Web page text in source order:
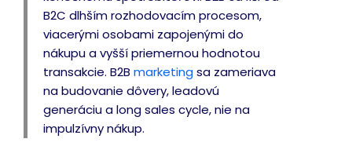
B2C dlhším rozhodovacím procesom,
viacerými osobami zapojenými do
nákupu a vyšší priemernou hodnotou
transakcie. B2Bmarketingsa zameriava
na budovanie dôvery, leadovú
generáciu a long sales cycle, nie na
impulzívny nákup.